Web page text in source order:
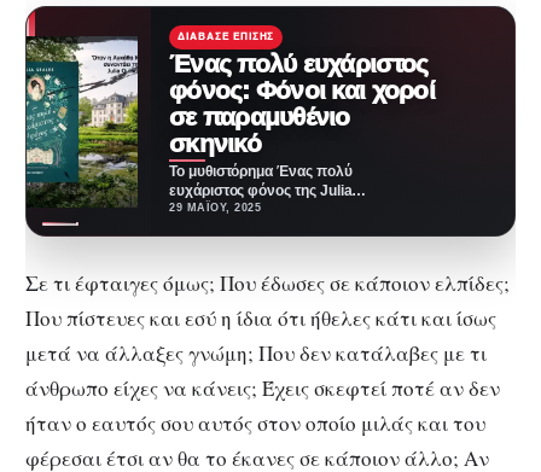
ΔΙΆΒΑΣΕ ΕΠΊΣΗΣ
Ένας πολύ ευχάριστος
φόνος: Φόνοι και χοροί
σε παραμυθένιο
σκηνικό
Το μυθιστόρημα Ένας πολύ
ευχάριστος φόνος της Julia
Seales, κυκλοφορεί από τις
29 ΜΑΪ́ΟΥ, 2025
Σε τι έφταιγες όμως; Που έδωσες σε κάποιον ελπίδες;
Που πίστευες και εσύ η ίδια ότι ήθελες κάτι και ίσως
μετά να άλλαξες γνώμη; Που δεν κατάλαβες με τι
άνθρωπο είχες να κάνεις; Έχεις σκεφτεί ποτέ αν δεν
ήταν ο εαυτός σου αυτός στον οποίο μιλάς και του
φέρεσαι έτσι αν θα το έκανες σε κάποιον άλλο; Αν